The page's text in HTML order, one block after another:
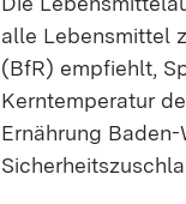
alle Lebensmittel
(BfR) empfiehlt,
Kerntemperatur
Ernährung